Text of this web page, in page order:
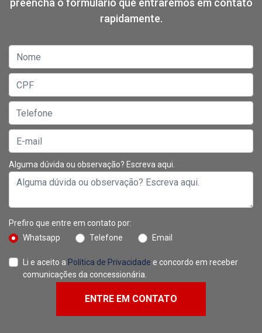
preencha o formulário que entraremos em contato
rapidamente.
Alguma dúvida ou observação? Escreva aqui.
Prefiro que entre em contato por:
Whatsapp
Telefone Email
Li e aceito a Política de Privacidade e concordo em receber
comunicações da concessionária.
ENTRE EM CONTATO